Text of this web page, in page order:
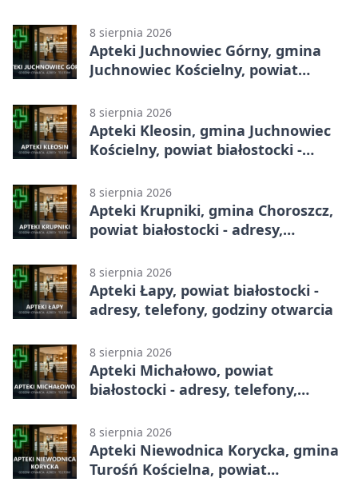
godziny otwarcia
8 sierpnia 2026
Apteki Juchnowiec Górny, gmina
Juchnowiec Kościelny, powiat
godziny otwarcia
8 sierpnia 2026
Apteki Kleosin, gmina Juchnowiec
Kościelny, powiat białostocki -
8 sierpnia 2026
Apteki Krupniki, gmina Choroszcz,
powiat białostocki - adresy,
8 sierpnia 2026
Apteki Łapy, powiat białostocki -
adresy, telefony, godziny otwarcia
8 sierpnia 2026
Apteki Michałowo, powiat
białostocki - adresy, telefony,
8 sierpnia 2026
Apteki Niewodnica Korycka, gmina
Turośń Kościelna, powiat